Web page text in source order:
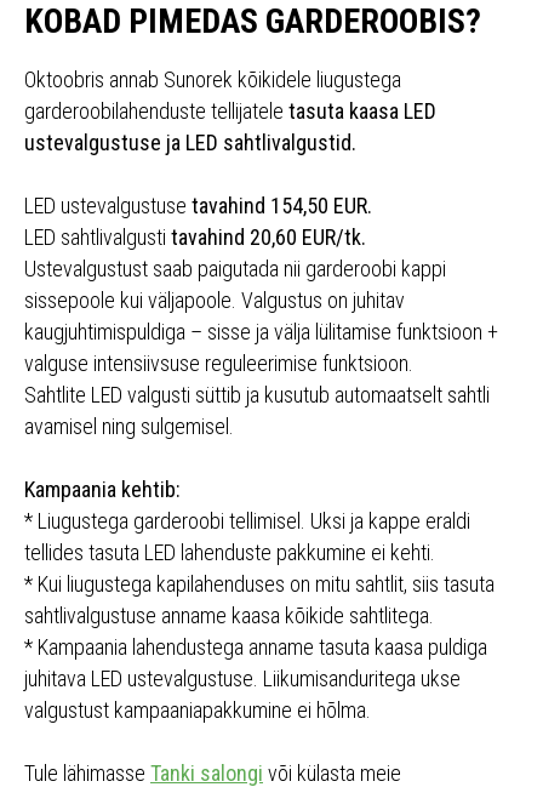
KOBAD PIMEDAS GARDEROOBIS?
Oktoobris annab Sunorek kõikidele liugustega
garderoobilahenduste tellijatele tasuta kaasa LED
ustevalgustuse ja LED sahtlivalgustid.
LED ustevalgustuse tavahind 154,50 EUR.
LED sahtlivalgusti tavahind 20,60 EUR/tk.
Ustevalgustust saab paigutada nii garderoobi kappi
sissepoole kui väljapoole. Valgustus on juhitav
kaugjuhtimispuldiga – sisse ja välja lülitamise funktsioon +
valguse intensiivsuse reguleerimise funktsioon.
Sahtlite LED valgusti süttib ja kusutub automaatselt sahtli
avamisel ning sulgemisel.
Kampaania kehtib:
* Liugustega garderoobi tellimisel. Uksi ja kappe eraldi
tellides tasuta LED lahenduste pakkumine ei kehti.
* Kui liugustega kapilahenduses on mitu sahtlit, siis tasuta
sahtlivalgustuse anname kaasa kõikide sahtlitega.
* Kampaania lahendustega anname tasuta kaasa puldiga
juhitava LED ustevalgustuse. Liikumisanduritega ukse
valgustust kampaaniapakkumine ei hõlma.
Tule lähimasse Tanki salongi või külasta meie